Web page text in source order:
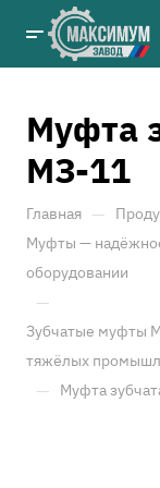
Муфта
МЗ-11
Главная —
Муфты —
оборудовании
—
Зубчатые муфты
тяжёлых
— Муфта